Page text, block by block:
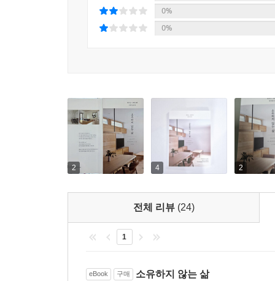
0%
0%
2 4 2
전체 리뷰 (24)
1
eBook 구매 소유하지 않는 삶